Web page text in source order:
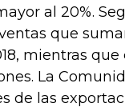
al 20%.
que
mientras
La
de las